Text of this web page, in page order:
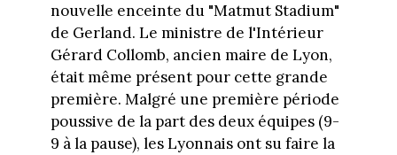
nouvelle enceinte du "Matmut Stadium"
de Gerland. Le ministre de l'Intérieur
Gérard Collomb, ancien maire de Lyon,
était même présent pour cette grande
première. Malgré une première période
poussive de la part des deux équipes (9-
9 à la pause), les Lyonnais ont su faire la